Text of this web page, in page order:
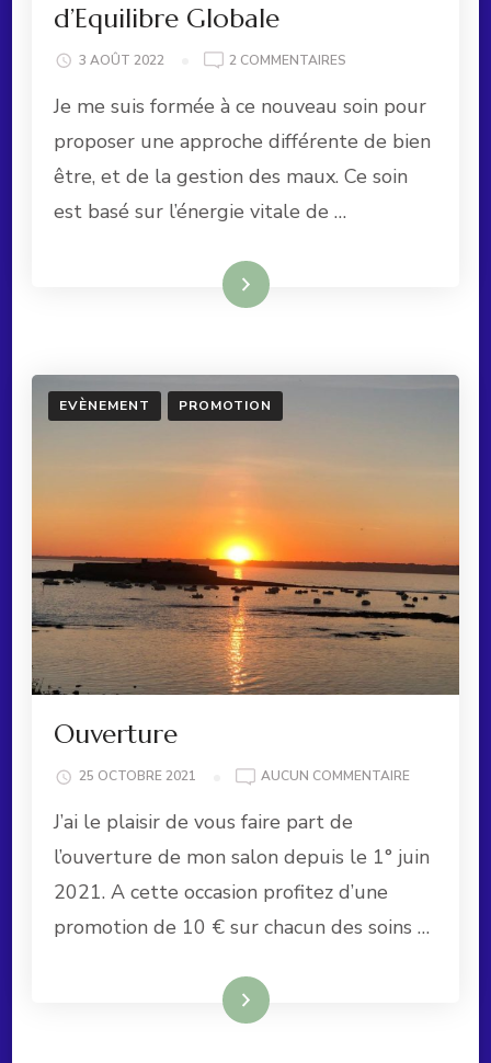
d’Equilibre Globale
3 AOÛT 2022 2 COMMENTAIRES
THÉRAPIE
D’EQUILIBRE GLOBALE
Je me suis formée à ce nouveau soin pour
proposer une approche différente de bien
être, et de la gestion des maux. Ce soin
est basé sur l’énergie vitale de …
Lire la suite
EVÈNEMENT PROMOTION
Ouverture
25 OCTOBRE 2021 AUCUN COMMENTAIREOUVERTURE
J’ai le plaisir de vous faire part de
l’ouverture de mon salon depuis le 1° juin
2021. A cette occasion profitez d’une
promotion de 10 € sur chacun des soins …
Lire la suite